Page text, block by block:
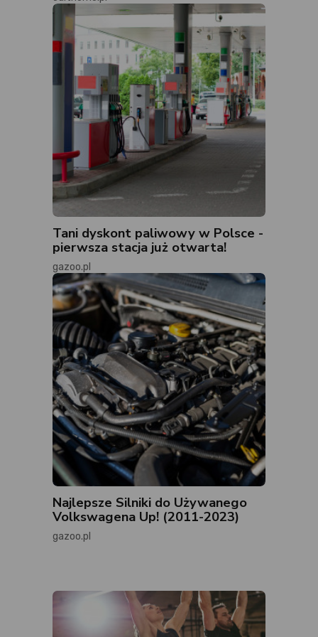
Tani dyskont paliwowy w Polsce -
pierwsza stacja już otwarta!
gazoo.pl
Najlepsze Silniki do Używanego
Volkswagena Up! (2011-2023)
gazoo.pl